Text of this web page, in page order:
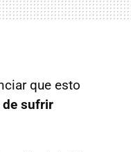
que esto
de sufrir